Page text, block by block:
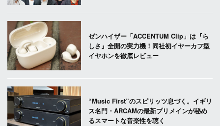
ゼンハイザー「ACCENTUM Clip」は『ら
しさ』全開の実力機！同社初イヤーカフ型
イヤホンを徹底レビュー
“Music First”のスピリッツ息づく。イギリ
ス名門・ARCAMの最新プリメインが秘め
るスマートな音楽性を聴く